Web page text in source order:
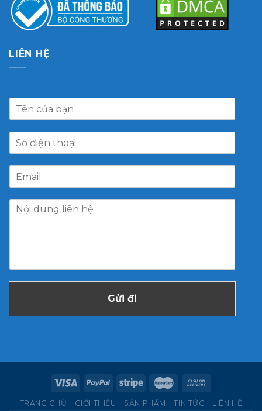
LIÊN HỆ
Gửi đi
TRANG CHỦ GIỚI THIỆU SẢN PHẨM TIN TỨC LIÊN HỆ